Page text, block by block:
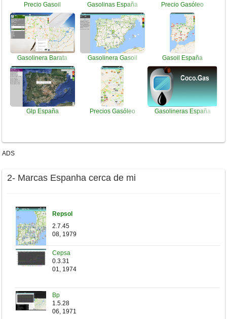
Precio Gasoil Gasolinas España Precio Gasóleo
Gasolinera Barata Gasolinera Gasoil Gasoil España
Glp España Precios Gasóleo Gasolineras España
ADS
2- Marcas Espanha cerca de mi
Repsol
2.7.45
08, 1979
Cepsa
0.3.31
01, 1974
Bp
1.5.28
06, 1971